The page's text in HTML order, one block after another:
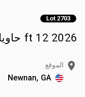
Lot 2703
2026 12 ft حاويات تخزين
الموقع
Newnan, GA